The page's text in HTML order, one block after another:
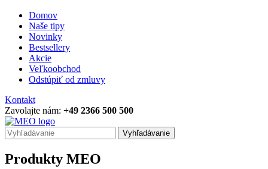
Domov
Naše tipy
Novinky
Bestsellery
Akcie
Veľkoobchod
Odstúpiť od zmluvy
Kontakt
Zavolajte nám: +49 2366 500 500
Vyhľadávanie
Produkty MEO